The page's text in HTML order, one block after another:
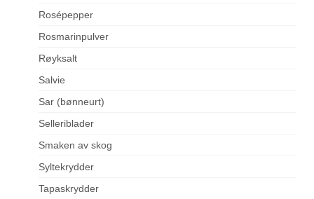
Rosépepper
Rosmarinpulver
Røyksalt
Salvie
Sar (bønneurt)
Selleriblader
Smaken av skog
Syltekrydder
Tapaskrydder